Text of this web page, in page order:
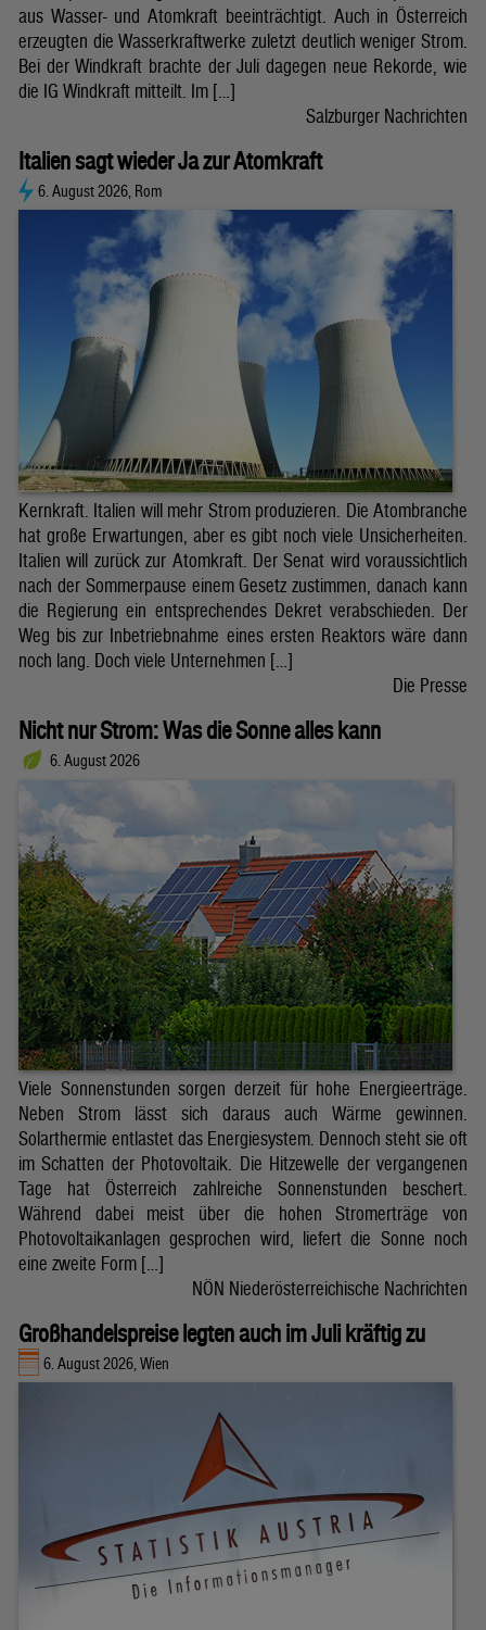
aus Wasser- und Atomkraft beeinträchtigt. Auch in Österreich
erzeugten die Wasserkraftwerke zuletzt deutlich weniger Strom.
Bei der Windkraft brachte der Juli dagegen neue Rekorde, wie
die IG Windkraft mitteilt. Im […]
Salzburger Nachrichten
Italien sagt wieder Ja zur Atomkraft
6. August 2026, Rom
Kernkraft. Italien will mehr Strom produzieren. Die Atombranche
hat große Erwartungen, aber es gibt noch viele Unsicherheiten.
Italien will zurück zur Atomkraft. Der Senat wird voraussichtlich
nach der Sommerpause einem Gesetz zustimmen, danach kann
die Regierung ein entsprechendes Dekret verabschieden. Der
Weg bis zur Inbetriebnahme eines ersten Reaktors wäre dann
noch lang. Doch viele Unternehmen […]
Die Presse
Nicht nur Strom: Was die Sonne alles kann
6. August 2026
Viele Sonnenstunden sorgen derzeit für hohe Energieerträge.
Neben Strom lässt sich daraus auch Wärme gewinnen.
Solarthermie entlastet das Energiesystem. Dennoch steht sie oft
im Schatten der Photovoltaik. Die Hitzewelle der vergangenen
Tage hat Österreich zahlreiche Sonnenstunden beschert.
Während dabei meist über die hohen Stromerträge von
Photovoltaikanlagen gesprochen wird, liefert die Sonne noch
eine zweite Form […]
NÖN Niederösterreichische Nachrichten
Großhandelspreise legten auch im Juli kräftig zu
6. August 2026, Wien